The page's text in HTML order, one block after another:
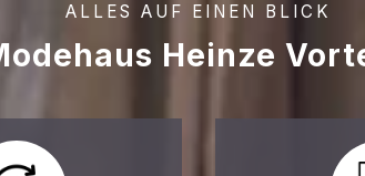
ALLES AUF EINEN BLICK
Heinze